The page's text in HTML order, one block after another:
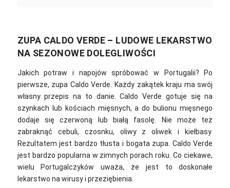
ZUPA CALDO VERDE – LUDOWE LEKARSTWO
NA SEZONOWE DOLEGLIWOŚCI
Jakich potraw i napojów spróbować w Portugalii? Po
pierwsze, zupa Caldo Verde.
Każdy zakątek kraju ma swój
własny przepis na to danie. Caldo Verde gotuje się na
szynkach lub kościach mięsnych, a do bulionu mięsnego
dodaje się czerwoną lub białą fasolę. Nie może też
zabraknąć cebuli, czosnku, oliwy z oliwek i kiełbasy.
Rezultatem jest bardzo tłusta i bogata zupa. Caldo Verde
jest bardzo popularna w zimnych porach roku. Co ciekawe,
wielu Portugalczyków uważa, że jest to doskonałe
lekarstwo na wirusy i przeziębienia.